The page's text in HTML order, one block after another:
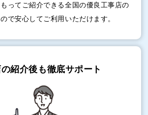
ってご紹介できる全国の優良工事店の
で安心してご利用いただけます。
紹介後も徹底サポート